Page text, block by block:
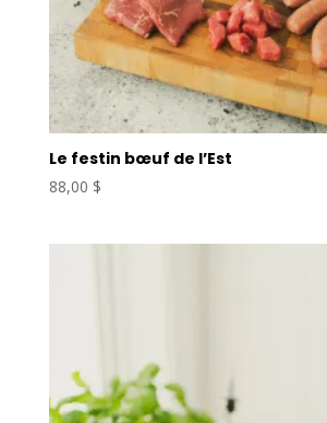
Le festin bœuf de l’Est
88,00 $